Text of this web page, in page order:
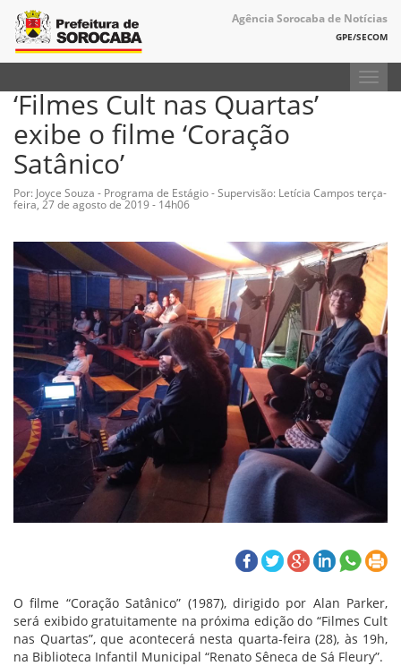
Agência Sorocaba de Notícias
GPE/SECOM
‘Filmes Cult nas Quartas’
exibe o filme ‘Coração
Satânico’
Por: Joyce Souza - Programa de Estágio - Supervisão: Letícia Campos terça-
feira, 27 de agosto de 2019 - 14h06
O filme “Coração Satânico” (1987), dirigido por Alan Parker,
será exibido gratuitamente na próxima edição do “Filmes Cult
nas Quartas”, que acontecerá nesta quarta-feira (28), às 19h,
na Biblioteca Infantil Municipal “Renato Sêneca de Sá Fleury”.